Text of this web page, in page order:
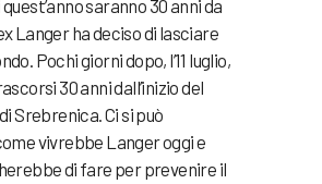
quest’anno saranno 30 anni da
Langer ha deciso di lasciare
Pochi giorni dopo, l’11 luglio,
30 anni dall’inizio del
Srebrenica. Ci si può
vivrebbe Langer oggi e
di fare per prevenire il